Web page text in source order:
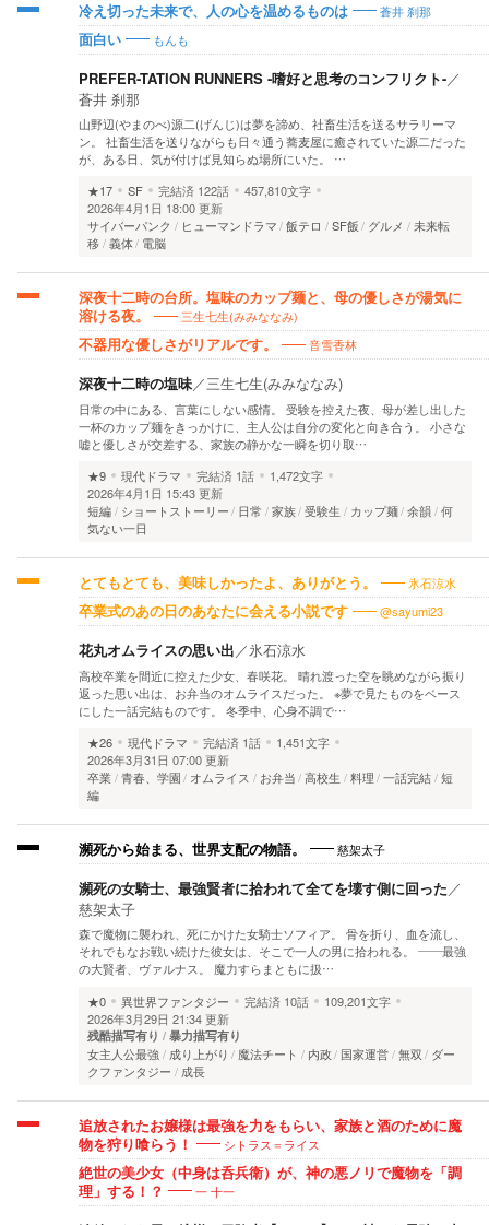
冷え切った未来で、人の心を温めるものは 蒼井 刹那
面白い もんも
PREFER-TATION RUNNERS -嗜好と思考のコンフリクト-／
蒼井 刹那
山野辺(やまのべ)源二(げんじ)は夢を諦め、社畜生活を送るサラリーマ
ン。 社畜生活を送りながらも日々通う蕎麦屋に癒されていた源二だった
が、ある日、気が付けば見知らぬ場所にいた。 …
★17
SF 完結済 122話
457,810文字
2026年4月1日 18:00 更新
サイバーパンク
ヒューマンドラマ 飯テロ SF飯 グルメ
未来転
移 義体 電脳
深夜十二時の台所。塩味のカップ麺と、母の優しさが湯気に
溶ける夜。
三生七生(みみななみ)
不器用な優しさがリアルです。 音雪香林
深夜十二時の塩味／三生七生(みみななみ)
日常の中にある、言葉にしない感情。 受験を控えた夜、母が差し出した
一杯のカップ麺をきっかけに、主人公は自分の変化と向き合う。 小さな
嘘と優しさが交差する、家族の静かな一瞬を切り取…
★9
現代ドラマ 完結済 1話
1,472文字
2026年4月1日 15:43 更新
短編
ショートストーリー 日常 家族 受験生 カップ麺 余韻 何
気ない一日
とてもとても、美味しかったよ、ありがとう。 氷石涼水
卒業式のあの日のあなたに会える小説です @sayumi23
花丸オムライスの思い出／氷石涼水
高校卒業を間近に控えた少女、春咲花。 晴れ渡った空を眺めながら振り
返った思い出は、お弁当のオムライスだった。 ※夢で見たものをベース
にした一話完結ものです。 冬季中、心身不調で…
★26
現代ドラマ 完結済 1話
1,451文字
2026年3月31日 07:00 更新
卒業 青春、学園 オムライス お弁当 高校生 料理 一話完結 短
編
瀕死から始まる、世界支配の物語。 慈架太子
瀕死の女騎士、最強賢者に拾われて全てを壊す側に回った／
慈架太子
森で魔物に襲われ、死にかけた女騎士ソフィア。 骨を折り、血を流し、
それでもなお戦い続けた彼女は、そこで一人の男に拾われる。 ――最強
の大賢者、ヴァルナス。 魔力すらまともに扱…
★0
異世界ファンタジー 完結済 10話
109,201文字
2026年3月29日 21:34 更新
残酷描写有り 暴力描写有り
女主人公最強 成り上がり 魔法チート 内政 国家運営 無双
ダー
クファンタジー
成長
追放されたお嬢様は最強を力をもらい、家族と酒のために魔
物を狩り喰らう！
シトラス＝ライス
絶世の美少女（中身は呑兵衛）が、神の悪ノリで魔物を「調
理」する！？
一 十一